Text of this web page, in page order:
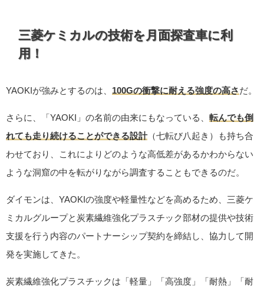
三菱ケミカルの技術を月面探査車に利
用！
YAOKIが強みとするのは、 100Gの衝撃に耐える強度の高さ だ。
さらに、「YAOKI」の名前の由来にもなっている、 転んでも倒
れても走り続けることができる設計（七転び八起き）も持ち合
わせており、これによりどのような高低差があるかわからない
ような洞窟の中を転がりながら調査することもできるのだ。
ダイモンは、YAOKIの強度や軽量性などを高めるため、三菱ケ
ミカルグループと炭素繊維強化プラスチック部材の提供や技術
支援を行う内容のパートナーシップ契約を締結し、協力して開
発を実施してきた。
炭素繊維強化プラスチックは「軽量」「高強度」「耐熱」「耐